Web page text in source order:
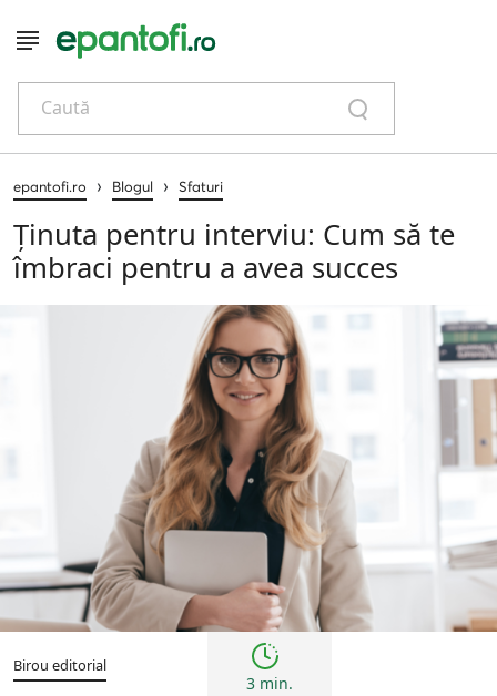
Caută
epantofi.ro › Blogul › Sfaturi
Ținuta pentru interviu: Cum să te
îmbraci pentru a avea succes
Birou editorial
3 min.